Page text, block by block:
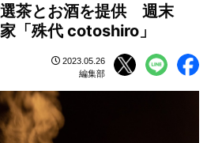
茶とお酒を提供 週末
「殊代 cotoshiro」
2023.05.26
編集部